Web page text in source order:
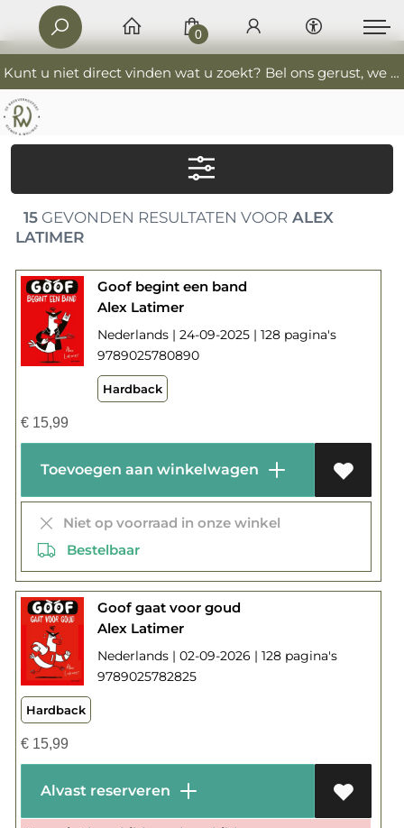
Kunt u niet direct vinden wat u zoekt? Bel ons gerust, we helpen u graag. 0341-552405 De Boekverkoopers
0
15GEVONDEN RESULTATEN VOORALEX
LATIMER
Goof begint een band
Alex Latimer
Nederlands | 24-09-2025 | 128 pagina's
9789025780890
Hardback
€15,99
Toevoegen aan winkelwagen
Niet op voorraad in onze winkel
Bestelbaar
Goof gaat voor goud
Alex Latimer
Nederlands | 02-09-2026 | 128 pagina's
9789025782825
Hardback
€15,99
Alvast reserveren